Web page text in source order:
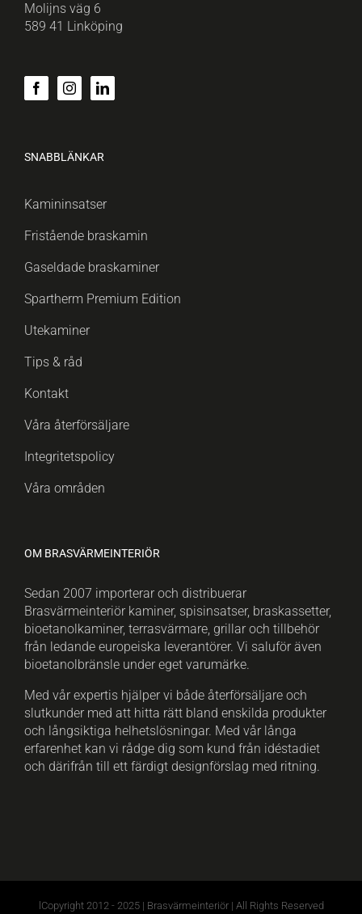
Molijns väg 6
589 41 Linköping
SNABBLÄNKAR
Kamininsatser
Fristående braskamin
Gaseldade braskaminer
Spartherm Premium Edition
Utekaminer
Tips & råd
Kontakt
Våra återförsäljare
Integritetspolicy
Våra områden
OM BRASVÄRMEINTERIÖR
Sedan 2007 importerar och distribuerar
Brasvärmeinteriör kaminer, spisinsatser, braskassetter,
bioetanolkaminer, terrasvärmare, grillar och tillbehör
från ledande europeiska leverantörer. Vi saluför även
bioetanolbränsle under eget varumärke.
Med vår expertis hjälper vi både återförsäljare och
slutkunder med att hitta rätt bland enskilda produkter
och långsiktiga helhetslösningar. Med vår långa
erfarenhet kan vi rådge dig som kund från idéstadiet
och därifrån till ett färdigt designförslag med ritning.
lCopyright 2012 - 2025 | Brasvärmeinteriör | All Rights Reserved